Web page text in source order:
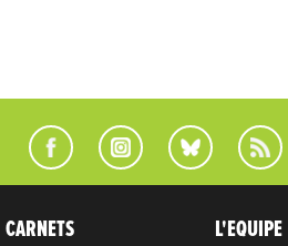
CARNETS L'EQUIPE